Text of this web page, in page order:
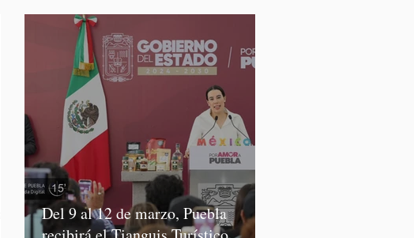
Del 9 al 12 de marzo, Puebla